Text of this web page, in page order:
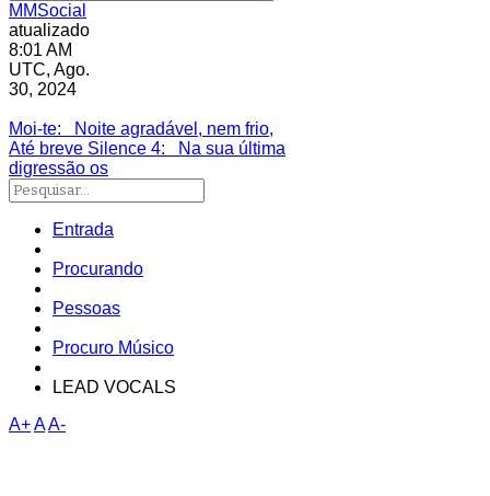
MMSocial
atualizado
8:01 AM
UTC, Ago.
30, 2024
Moi-te: Noite agradável, nem frio,
Até breve Silence 4: Na sua última
digressão os
Entrada
Procurando
Pessoas
Procuro Músico
LEAD VOCALS
A+AA-